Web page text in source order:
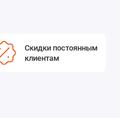
Скидки постоянным
клиентам